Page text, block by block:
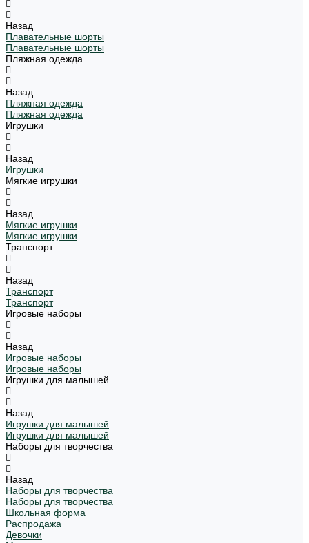
Назад
Плавательные шорты
Плавательные шорты
Пляжная одежда
Назад
Пляжная одежда
Пляжная одежда
Игрушки
Назад
Игрушки
Мягкие игрушки
Назад
Мягкие игрушки
Мягкие игрушки
Транспорт
Назад
Транспорт
Транспорт
Игровые наборы
Назад
Игровые наборы
Игровые наборы
Игрушки для малышей
Назад
Игрушки для малышей
Игрушки для малышей
Наборы для творчества
Назад
Наборы для творчества
Наборы для творчества
Школьная форма
Распродажа
Девочки